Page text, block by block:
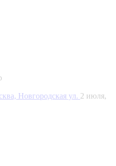
Новгородская ул. 2 июля,